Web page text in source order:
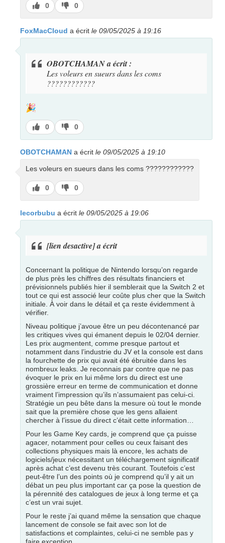
J’aime
0
J’aime
pas
0
FoxMacCloud a écrit le 09/05/2025 à 19:16
OBOTCHAMAN a écrit :
Les voleurs en sueurs dans les coms
????????????
🎉
J’aime
0
J’aime
pas
0
OBOTCHAMAN a écrit le 09/05/2025 à 19:10
Les voleurs en sueurs dans les coms ????????????
J’aime
0
J’aime
pas
0
lecorbubu a écrit le 09/05/2025 à 19:06
[lien desactive] a écrit
Concernant la politique de Nintendo lorsqu’on regarde
de plus près les chiffres des résultats financiers et
prévisionnels publiés hier il semblerait que la Switch 2 et
tout ce qui est associé leur coûte plus cher que la Switch
initiale. À voir dans le détail et ça reste évidemment à
vérifier.
Niveau politique j’avoue être un peu décontenancé par
les critiques vives qui émanent depuis le 02/04 dernier.
Les prix augmentent, comme presque partout et
notamment dans l’industrie du JV et la console est dans
la fourchette de prix qui avait été ébruitée dans les
nombreux leaks. Je reconnais par contre que ne pas
évoquer le prix en lui même lors du direct est une
grossière erreur en terme de communication et donne
vraiment l’impression qu’ils n’assumaient pas celui-ci.
Stratégie un peu bête dans la mesure où tout le monde
sait que la première chose que les gens allaient
chercher à l’issue du direct c’était cette information…
Pour les Game Key cards, je comprend que ça puisse
agacer, notamment pour celles ou ceux faisant des
collections physiques mais là encore, les achats de
logiciels/jeux nécessitant un téléchargement significatif
après achat c’est devenu très courant. Toutefois c’est
peut-être l’un des points où je comprend qu’il y ait un
débat un peu plus important car ça pose la question de
la pérennité des catalogues de jeux à long terme et ça
c’est un vrai sujet.
Pour le reste j’ai quand même la sensation que chaque
lancement de console se fait avec son lot de
satisfactions et complaintes, celui-ci ne semble pas y
faire exception.